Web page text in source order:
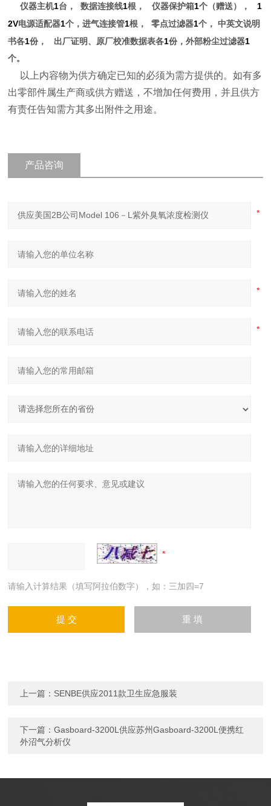
仪器主机1台， 数据连接线1根， 仪器保护箱1个（赠送），
1
2V电源适配器1个，进气连接管1根， 零点过滤器1个，
中英文说明
书各1份， 出厂证明、原厂校准数据表各1份，外部粉尘过滤器1
个。
以上内容物为供方确定已知的必须为需方提供的。如有多
出零部件属生产商或供方赠送，不增加任何费用，并且供方
有责任告知需方其多出附件之用途。
产品咨询
请输入计算结果（填写阿拉伯数字），如：三加四=7
上一篇： SENBE供应2011款卫生应急服装
下一篇：Gasboard-3200L供应苏州Gasboard-3200L便携红
外沼气分析仪